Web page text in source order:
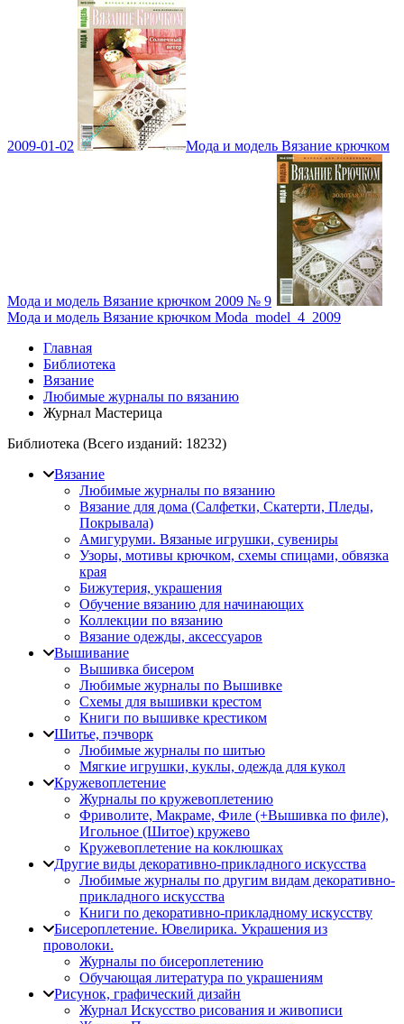
2009-01-02 Мода и модель Вязание крючком
Мода и модель Вязание крючком 2009 № 9
Мода и модель Вязание крючком Moda_model_4_2009
Главная
Библиотека
Вязание
Любимые журналы по вязанию
Журнал Мастерица
Библиотека (Всего изданий: 18232)
Вязание
Любимые журналы по вязанию
Вязание для дома (Салфетки, Скатерти, Пледы,
Покрывала)
Амигуруми. Вязаные игрушки, сувениры
Узоры, мотивы крючком, схемы спицами, обвязка
края
Бижутерия, украшения
Обучение вязанию для начинающих
Коллекции по вязанию
Вязание одежды, аксессуаров
Вышивание
Вышивка бисером
Любимые журналы по Вышивке
Схемы для вышивки крестом
Книги по вышивке крестиком
Шитье, пэчворк
Любимые журналы по шитью
Мягкие игрушки, куклы, одежда для кукол
Кружевоплетение
Журналы по кружевоплетению
Фриволите, Макраме, Филе (+Вышивка по филе),
Игольное (Шитое) кружево
Кружевоплетение на коклюшках
Другие виды декоративно-прикладного искусства
Любимые журналы по другим видам декоративно-
прикладного искусства
Книги по декоративно-прикладному искусству
Бисероплетение. Ювелирика. Украшения из
проволоки.
Журналы по бисероплетению
Обучающая литература по украшениям
Рисунок, графический дизайн
Журнал Искусство рисования и живописи